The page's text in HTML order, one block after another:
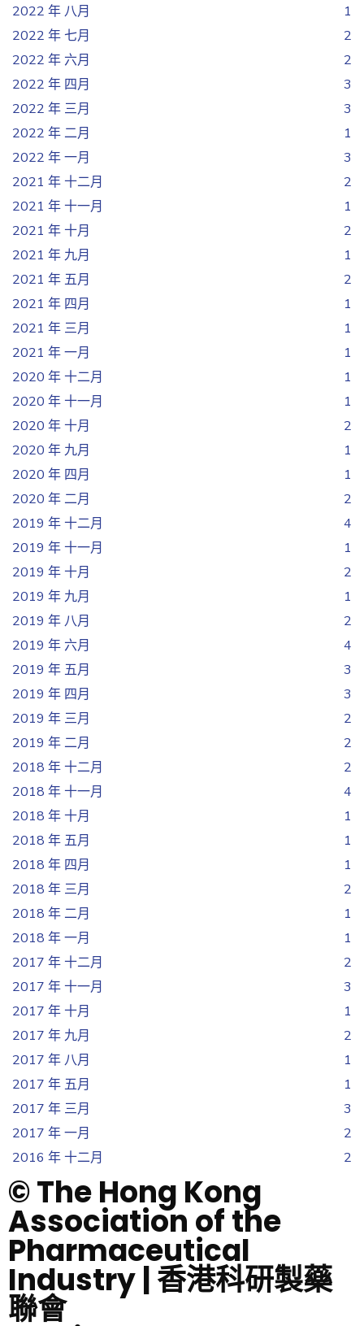
2022 年 八月
1
2022 年 七月
2
2022 年 六月
2
2022 年 四月
3
2022 年 三月
3
2022 年 二月
1
2022 年 一月
3
2021 年 十二月
2
2021 年 十一月
1
2021 年 十月
2
2021 年 九月
1
2021 年 五月
2
2021 年 四月
1
2021 年 三月
1
2021 年 一月
1
2020 年 十二月
1
2020 年 十一月
1
2020 年 十月
2
2020 年 九月
1
2020 年 四月
1
2020 年 二月
2
2019 年 十二月
4
2019 年 十一月
1
2019 年 十月
2
2019 年 九月
1
2019 年 八月
2
2019 年 六月
4
2019 年 五月
3
2019 年 四月
3
2019 年 三月
2
2019 年 二月
2
2018 年 十二月
2
2018 年 十一月
4
2018 年 十月
1
2018 年 五月
1
2018 年 四月
1
2018 年 三月
2
2018 年 二月
1
2018 年 一月
1
2017 年 十二月
2
2017 年 十一月
3
2017 年 十月
1
2017 年 九月
2
2017 年 八月
1
2017 年 五月
1
2017 年 三月
3
2017 年 一月
2
2016 年 十二月
2
© The Hong Kong
Association of the
Pharmaceutical
Industry | 香港科研製藥
聯會